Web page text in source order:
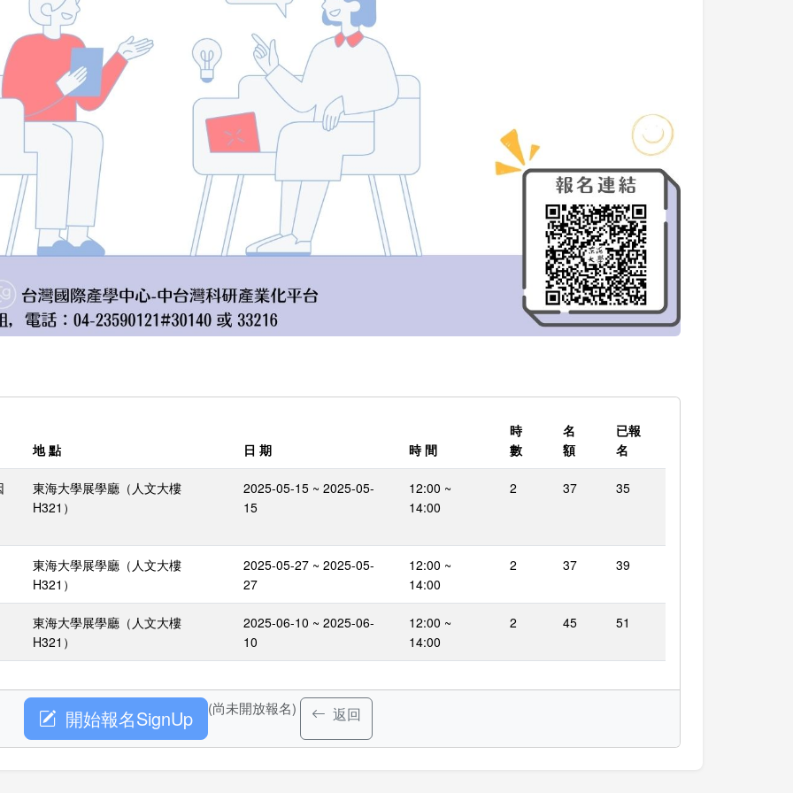
地 點 日 期 時 間
時
數
名
額
已報
名
東海大學展學廳（人文大樓
H321）
2025-05-15 ~ 2025-05-
15
12:00 ~
14:00
2 37 35
東海大學展學廳（人文大樓
H321）
2025-05-27 ~ 2025-05-
27
12:00 ~
14:00
2 37 39
東海大學展學廳（人文大樓
H321）
2025-06-10 ~ 2025-06-
10
12:00 ~
14:00
2 45 51
開始報名SignUp (尚未開放報名) 返回